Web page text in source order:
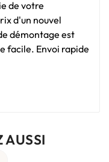
de votre
d'un nouvel
démontage est
facile. Envoi rapide
AUSSI